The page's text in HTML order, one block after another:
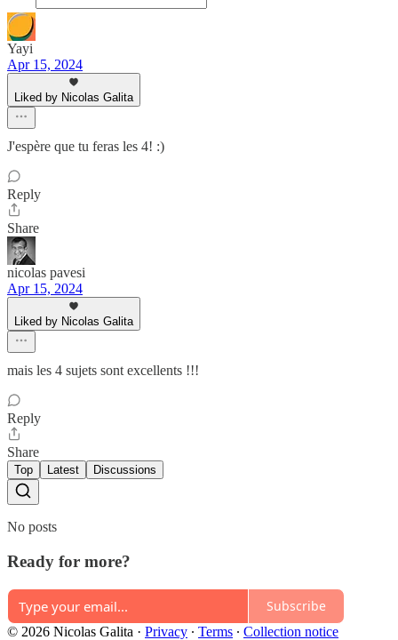
Yayi
Apr 15, 2024
Liked by Nicolas Galita
J'espère que tu feras les 4! :)
Reply
Share
nicolas pavesi
Apr 15, 2024
Liked by Nicolas Galita
mais les 4 sujets sont excellents !!!
Reply
Share
Top Latest Discussions
No posts
Ready for more?
Subscribe
© 2026 Nicolas Galita · Privacy ∙ Terms ∙ Collection notice